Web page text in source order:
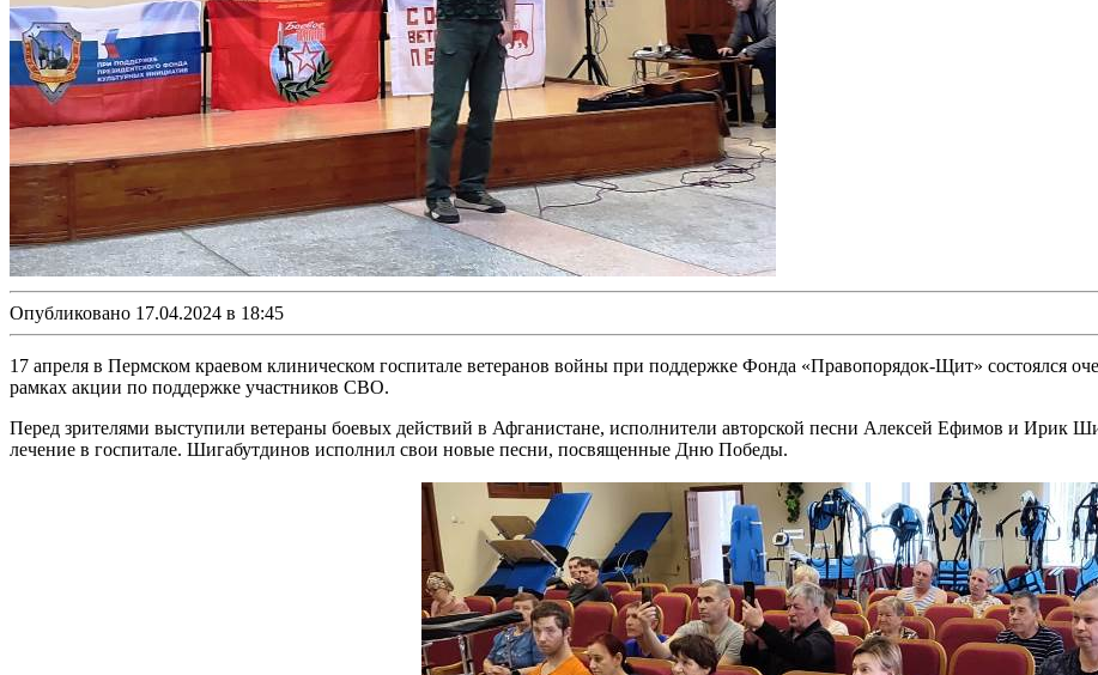
Опубликовано 17.04.2024 в 18:45
17 апреля в Пермском краевом клиническом госпитале ветеранов войны при поддержке Фонда «Правопорядок-Щит» состоялся
рамках акции по поддержке участников СВО.
Перед зрителями выступили ветераны боевых действий в Афганистане, исполнители авторской песни Алексей Ефимов и
лечение в госпитале. Шигабутдинов исполнил свои новые песни, посвященные Дню Победы.